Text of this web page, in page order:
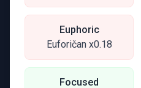
Euphoric
Euforičan x0.18
Focused